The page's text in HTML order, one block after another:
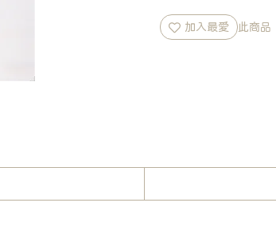
加入最愛 此商品